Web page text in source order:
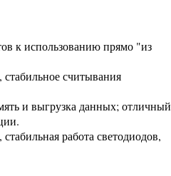
к использованию прямо "из
считывания
и выгрузка данных; отличный
работа светодиодов,